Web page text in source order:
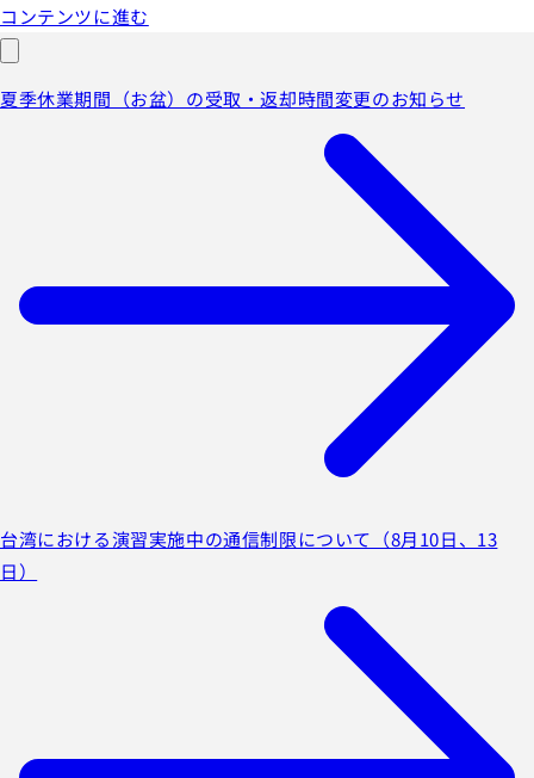
コンテンツに進む
夏季休業期間（お盆）の受取・返却時間変更のお知らせ
台湾における演習実施中の通信制限について（8月10日、13
日）